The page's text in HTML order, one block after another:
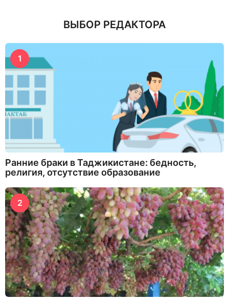
ВЫБОР РЕДАКТОРА
1
Ранние браки в Таджикистане: бедность,
религия, отсутствие образование
2